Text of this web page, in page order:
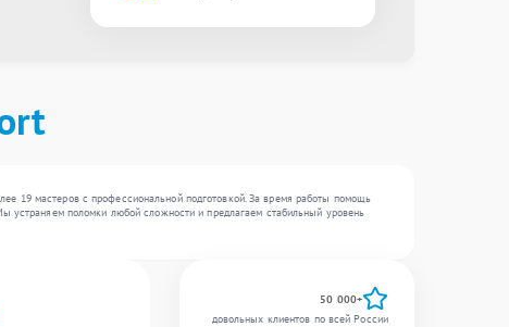
19 мастеров с профессиональной подготовкой. За время работы помощь
устраняем поломки любой сложности и предлагаем стабильный уровень
50 000+
довольных клиентов по всей России